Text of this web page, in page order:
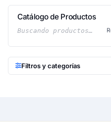
Catálogo de Productos
Buscando productos…
Filtros y categorías